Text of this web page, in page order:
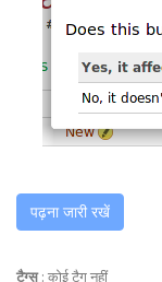
पढ़ना जारी रखें
टैग्स: कोई टैग नहीं